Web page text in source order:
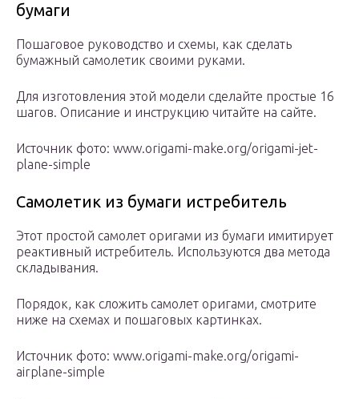
бумаги
Пошаговое руководство и схемы, как сделать
бумажный самолетик своими руками.
Для изготовления этой модели сделайте простые 16
шагов. Описание и инструкцию читайте на сайте.
Источник фото: www.origami-make.org/origami-jet-
plane-simple
Самолетик из бумаги истребитель
Этот простой самолет оригами из бумаги имитирует
реактивный истребитель. Используются два метода
складывания.
Порядок, как сложить самолет оригами, смотрите
ниже на схемах и пошаговых картинках.
Источник фото: www.origami-make.org/origami-
airplane-simple